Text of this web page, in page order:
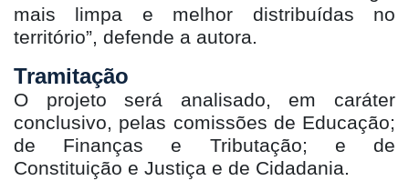
mais limpa e melhor distribuídas no
território”, defende a autora.
Tramitação
O projeto será analisado, em caráter
conclusivo, pelas comissões de Educação;
de Finanças e Tributação; e de
Constituição e Justiça e de Cidadania.